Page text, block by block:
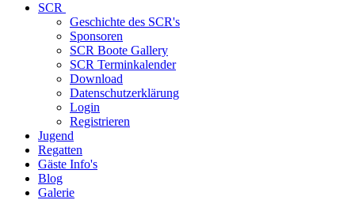
SCR
Geschichte des SCR's
Sponsoren
SCR Boote Gallery
SCR Terminkalender
Download
Datenschutzerklärung
Login
Registrieren
Jugend
Regatten
Gäste Info's
Blog
Galerie